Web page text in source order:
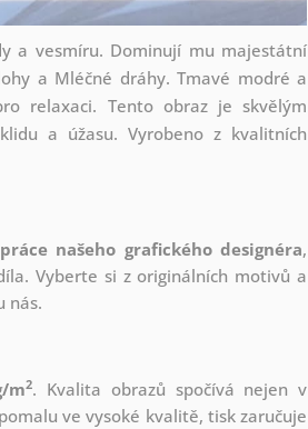
a vesmíru. Dominují mu majestátní
a Mléčné dráhy. Tmavé modré a
relaxaci. Tento obraz je skvělým
a úžasu. Vyrobeno z kvalitních
našeho grafického designéra,
Vyberte si z originálních motivů a
nás.
m2. Kvalita obrazů spočívá nejen v
ve vysoké kvalitě, tisk zaručuje